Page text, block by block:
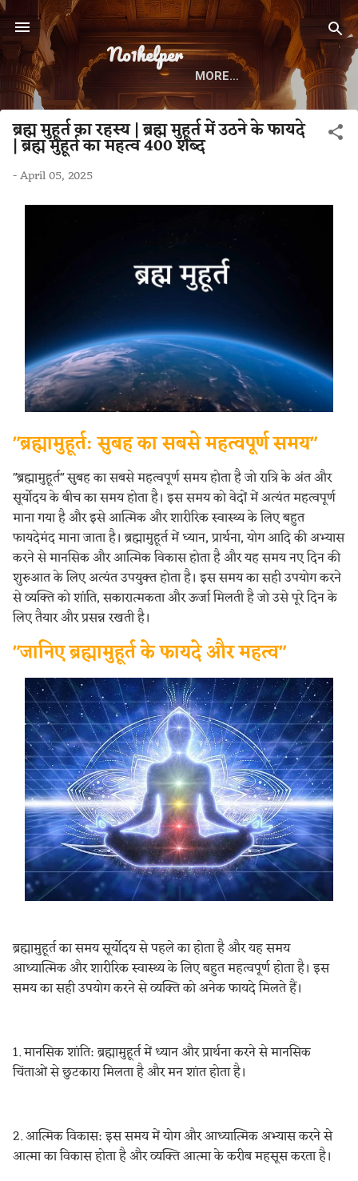
Skip to main content
No1helper
MORE…
ब्रह्म मुहूर्त का रहस्य | ब्रह्म मुहूर्त में उठने के फायदे
| ब्रह्म मुहूर्त का महत्व 400 शब्द
-April 05, 2025
"ब्रह्मामुहूर्त: सुबह का सबसे महत्वपूर्ण समय"
"ब्रह्मामुहूर्त" सुबह का सबसे महत्वपूर्ण समय होता है जो रात्रि के अंत और
सूर्योदय के बीच का समय होता है। इस समय को वेदों में अत्यंत महत्वपूर्ण
माना गया है और इसे आत्मिक और शारीरिक स्वास्थ्य के लिए बहुत
फायदेमंद माना जाता है। ब्रह्मामुहूर्त में ध्यान, प्रार्थना, योग आदि की अभ्यास
करने से मानसिक और आत्मिक विकास होता है और यह समय नए दिन की
शुरुआत के लिए अत्यंत उपयुक्त होता है। इस समय का सही उपयोग करने
से व्यक्ति को शांति, सकारात्मकता और ऊर्जा मिलती है जो उसे पूरे दिन के
लिए तैयार और प्रसन्न रखती है।
"जानिए ब्रह्मामुहूर्त के फायदे और महत्व"
ब्रह्मामुहूर्त का समय सूर्योदय से पहले का होता है और यह समय
आध्यात्मिक और शारीरिक स्वास्थ्य के लिए बहुत महत्वपूर्ण होता है। इस
समय का सही उपयोग करने से व्यक्ति को अनेक फायदे मिलते हैं।
1. मानसिक शांति: ब्रह्मामुहूर्त में ध्यान और प्रार्थना करने से मानसिक
चिंताओं से छुटकारा मिलता है और मन शांत होता है।
2. आत्मिक विकास: इस समय में योग और आध्यात्मिक अभ्यास करने से
आत्मा का विकास होता है और व्यक्ति आत्मा के करीब महसूस करता है।